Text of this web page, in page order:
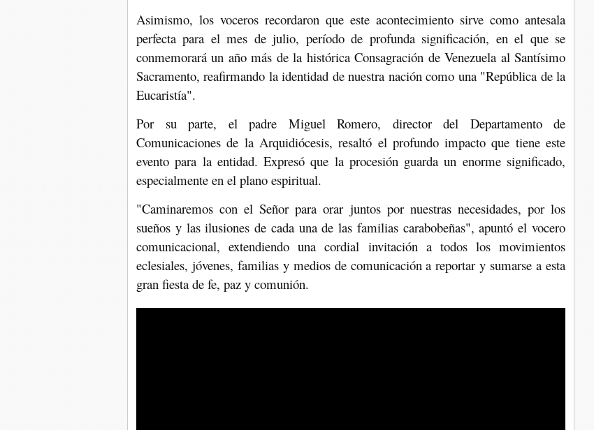
Asimismo, los voceros recordaron que este acontecimiento sirve como antesala
perfecta para el mes de julio, período de profunda significación, en el que se
conmemorará un año más de la histórica Consagración de Venezuela al Santísimo
Sacramento, reafirmando la identidad de nuestra nación como una "República de la
Eucaristía".
Por su parte, el padre Miguel Romero, director del Departamento de
Comunicaciones de la Arquidiócesis, resaltó el profundo impacto que tiene este
evento para la entidad. Expresó que la procesión guarda un enorme significado,
especialmente en el plano espiritual.
"Caminaremos con el Señor para orar juntos por nuestras necesidades, por los
sueños y las ilusiones de cada una de las familias carabobeñas", apuntó el vocero
comunicacional, extendiendo una cordial invitación a todos los movimientos
eclesiales, jóvenes, familias y medios de comunicación a reportar y sumarse a esta
gran fiesta de fe, paz y comunión.